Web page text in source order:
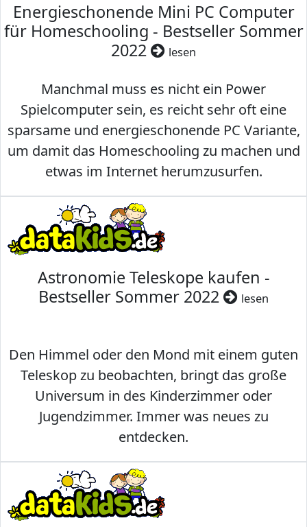
Energieschonende Mini PC Computer
für Homeschooling - Bestseller Sommer
2022
lesen
Manchmal muss es nicht ein Power
Spielcomputer sein, es reicht sehr oft eine
sparsame und energieschonende PC Variante,
um damit das Homeschooling zu machen und
etwas im Internet herumzusurfen.
Astronomie Teleskope kaufen -
Bestseller Sommer 2022
lesen
Den Himmel oder den Mond mit einem guten
Teleskop zu beobachten, bringt das große
Universum in des Kinderzimmer oder
Jugendzimmer. Immer was neues zu
entdecken.